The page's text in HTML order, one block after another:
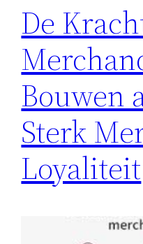
De
Bouwen
Sterk
Loyaliteit